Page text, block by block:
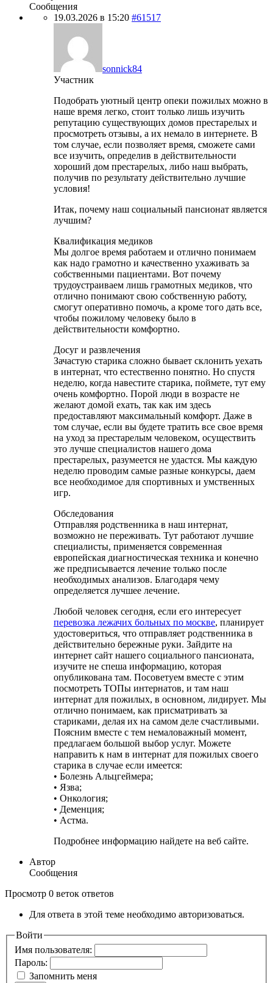
Сообщения
19.03.2026 в 15:20 #61517
sonnick84
Участник
Подобрать уютный центр опеки пожилых можно в
наше время легко, стоит только лишь изучить
репутацию существующих домов престарелых и
просмотреть отзывы, а их немало в интернете. В
том случае, если позволяет время, сможете сами
все изучить, определив в действительности
хороший дом престарелых, либо наш выбрать,
получив по результату действительно лучшие
условия!
Итак, почему наш социальный пансионат является
лучшим?
Квалификация медиков
Мы долгое время работаем и отлично понимаем
как надо грамотно и качественно ухаживать за
собственными пациентами. Вот почему
трудоустраиваем лишь грамотных медиков, что
отлично понимают свою собственную работу,
смогут оперативно помочь, а кроме того дать все,
чтобы пожилому человеку было в
действительности комфортно.
Досуг и развлечения
Зачастую старика сложно бывает склонить уехать
в интернат, что естественно понятно. Но спустя
неделю, когда навестите старика, поймете, тут ему
очень комфортно. Порой люди в возрасте не
желают домой ехать, так как им здесь
предоставляют максимальный комфорт. Даже в
том случае, если вы будете тратить все свое время
на уход за престарелым человеком, осуществить
это лучше специалистов нашего дома
престарелых, разумеется не удастся. Мы каждую
неделю проводим самые разные конкурсы, даем
все необходимое для спортивных и умственных
игр.
Обследования
Отправляя родственника в наш интернат,
возможно не переживать. Тут работают лучшие
специалисты, применяется современная
европейская диагностическая техника и конечно
же предписывается лечение только после
необходимых анализов. Благодаря чему
определяется лучшее лечение.
Любой человек сегодня, если его интересует
перевозка лежачих больных по москве, планирует
удостовериться, что отправляет родственника в
действительно бережные руки. Зайдите на
интернет сайт нашего социального пансионата,
изучите не спеша информацию, которая
опубликована там. Посоветуем вместе с этим
посмотреть ТОПы интернатов, и там наш
интернат для пожилых, в основном, лидирует. Мы
отлично понимаем, как присматривать за
стариками, делая их на самом деле счастливыми.
Поясним вместе с тем немаловажный момент,
предлагаем большой выбор услуг. Можете
направить к нам в интернат для пожилых своего
старика в случае если имеется:
• Болезнь Альцгеймера;
• Язва;
• Онкология;
• Деменция;
• Астма.
Подробнее информацию найдете на веб сайте.
Автор
Сообщения
Просмотр 0 веток ответов
Для ответа в этой теме необходимо авторизоваться.
Войти
Имя пользователя:
Пароль:
Запомнить меня